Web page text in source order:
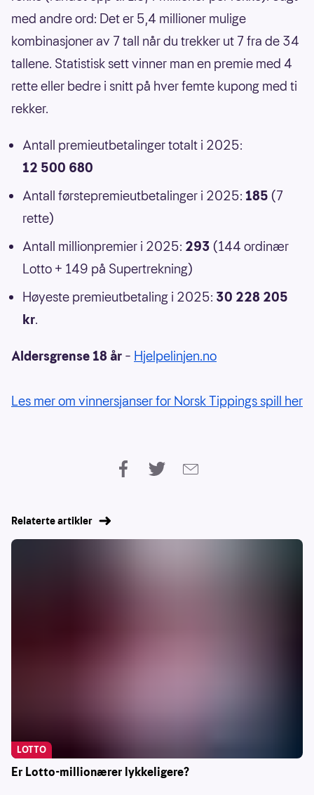
med andre ord: Det er 5,4 millioner mulige
kombinasjoner av 7 tall når du trekker ut 7 fra de 34
tallene. Statistisk sett vinner man en premie med 4
rette eller bedre i snitt på hver femte kupong med ti
rekker.
Antall premieutbetalinger totalt i 2025:
12 500 680
Antall førstepremieutbetalinger i 2025: 185 (7
rette)
Antall millionpremier i 2025: 293 (144 ordinær
Lotto + 149 på Supertrekning)
Høyeste premieutbetaling i 2025: 30 228 205
kr.
Aldersgrense 18 år – Hjelpelinjen.no
Les mer om vinnersjanser for Norsk Tippings spill her
Relaterte artikler
Er Lotto-millionærer lykkeligere?
LOTTO